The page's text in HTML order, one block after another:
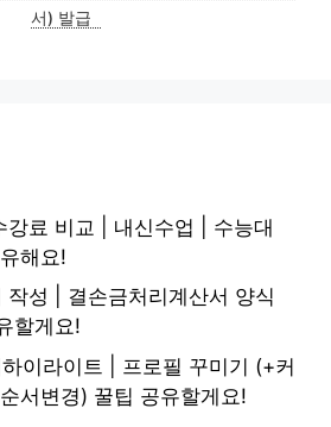
서) 발급
강료 비교 | 내신수업 | 수능대
해요!
작성 | 결손금처리계산서 양식
할게요!
이라이트 | 프로필 꾸미기 (+커
서변경) 꿀팁 공유할게요!